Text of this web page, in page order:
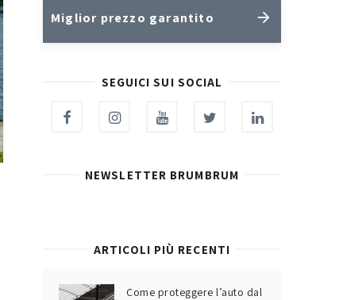
Miglior prezzo garantito
SEGUICI SUI SOCIAL
NEWSLETTER BRUMBRUM
ARTICOLI PIÙ RECENTI
Come proteggere l’auto dal